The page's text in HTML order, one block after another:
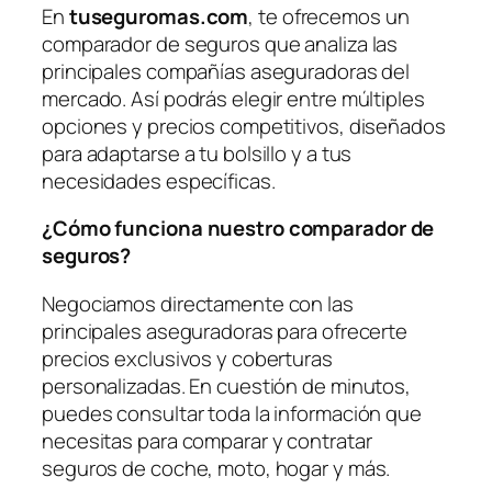
Entuseguromas.com, te ofrecemos un
comparador de seguros que analiza las
principales compañías aseguradoras del
mercado. Así podrás elegir entre múltiples
opciones y precios competitivos, diseñados
para adaptarse a tu bolsillo y a tus
necesidades específicas.
¿Cómo funciona nuestro comparador de
seguros?
Negociamos directamente con las
principales aseguradoras para ofrecerte
precios exclusivos y coberturas
personalizadas. En cuestión de minutos,
puedes consultar toda la información que
necesitas para comparar y contratar
seguros de coche, moto, hogar y más.